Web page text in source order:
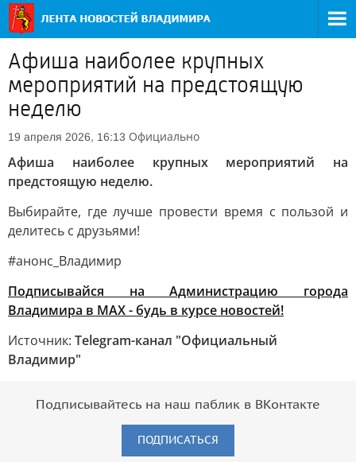
Афиша наиболее крупных
мероприятий на предстоящую
неделю
19 апреля 2026, 16:13 Официально
Афиша наиболее крупных мероприятий на
предстоящую неделю.
Выбирайте, где лучше провести время с пользой и
делитесь с друзьями!
#анонс_Владимир
Подписывайся на Администрацию города
Владимира в МАХ - будь в курсе новостей!
Источник: Telegram-канал "Официальный
Владимир"
Подписывайтесь на наш паблик в ВКонтакте
ПОДПИСАТЬСЯ